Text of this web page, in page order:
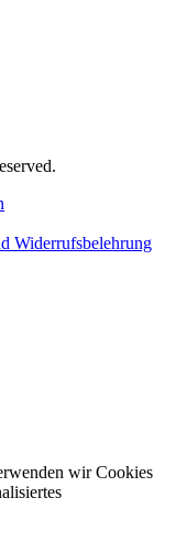
Widerrufsbelehrung
wir Cookies